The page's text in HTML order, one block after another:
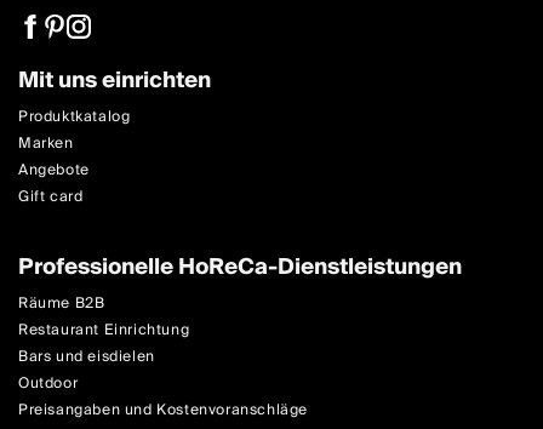
Mit uns einrichten
Produktkatalog
Marken
Angebote
Gift card
Professionelle HoReCa-Dienstleistungen
Räume B2B
Restaurant Einrichtung
Bars und eisdielen
Outdoor
Preisangaben und Kostenvoranschläge